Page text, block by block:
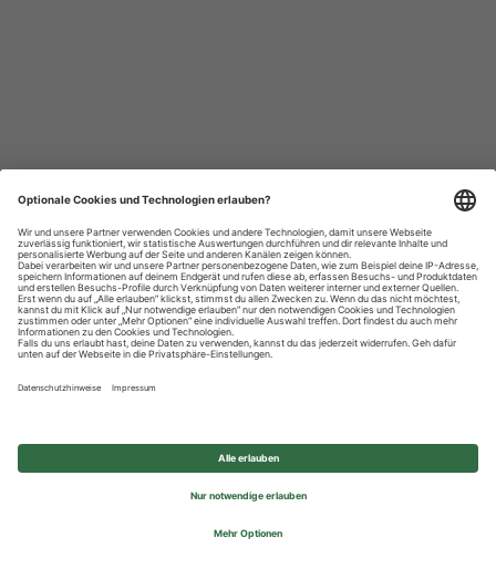
Datenschutzhinweise
Impressum
Privatsphäre-Einstellungen
© 2026 REWE Group - All rights reserved